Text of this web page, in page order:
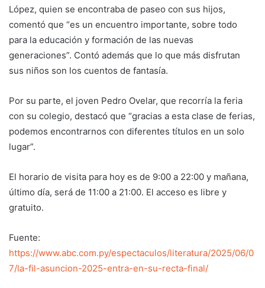
López, quien se encontraba de paseo con sus hijos,
comentó que “es un encuentro importante, sobre todo
para la educación y formación de las nuevas
generaciones”. Contó además que lo que más disfrutan
sus niños son los cuentos de fantasía.
Por su parte, el joven Pedro Ovelar, que recorría la feria
con su colegio, destacó que “gracias a esta clase de ferias,
podemos encontrarnos con diferentes títulos en un solo
lugar”.
El horario de visita para hoy es de 9:00 a 22:00 y mañana,
último día, será de 11:00 a 21:00. El acceso es libre y
gratuito.
Fuente:
https://www.abc.com.py/espectaculos/literatura/2025/06/0
7/la-fil-asuncion-2025-entra-en-su-recta-final/